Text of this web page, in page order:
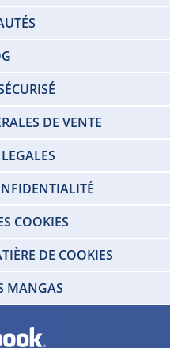
DE VENTE
COOKIES
DE COOKIES
MANGAS